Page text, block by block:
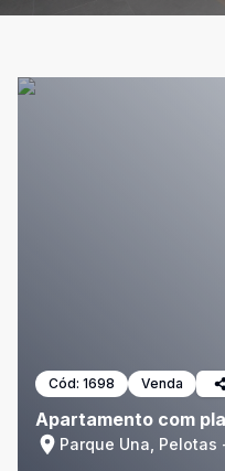
Cód: 1698 Venda
Apartamento com
Parque Una, Pelotas